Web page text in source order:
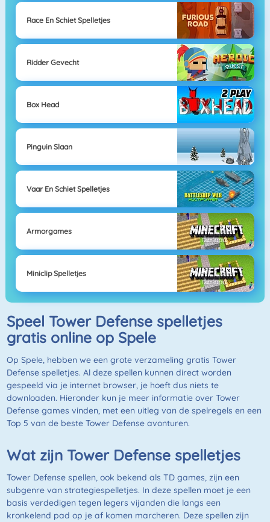
Race En Schiet Spelletjes
Ridder Gevecht
Box Head
Pinguin Slaan
Vaar En Schiet Spelletjes
Armorgames
Miniclip Spelletjes
Speel Tower Defense spelletjes
gratis online op Spele
Op Spele, hebben we een grote verzameling gratis Tower
Defense spelletjes. Al deze spellen kunnen direct worden
gespeeld via je internet browser, je hoeft dus niets te
downloaden. Hieronder kun je meer informatie over Tower
Defense games vinden, met een uitleg van de spelregels en een
Top 5 van de beste Tower Defense avonturen.
Wat zijn Tower Defense spelletjes
Tower Defense spellen, ook bekend als TD games, zijn een
subgenre van strategiespelletjes. In deze spellen moet je een
basis verdedigen tegen legers vijanden die langs een
kronkelend pad op je af komen marcheren. Deze spellen zijn